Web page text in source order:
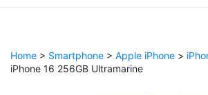
Home > Smartphone > Apple iPhone >
iPhone 16 256GB Ultramarine